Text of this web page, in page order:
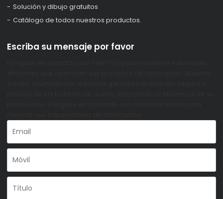
Solución y dibujo gratuitos
Catálogo de todos nuestros productos.
Escriba su mensaje por favor